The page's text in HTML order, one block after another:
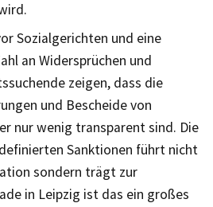
Sozialgerichten und eine
an Widersprüchen und
zeigen, dass die
und Bescheide von
nur wenig transparent sind. Die
Sanktionen führt nicht
sondern trägt zur
in Leipzig ist das ein großes